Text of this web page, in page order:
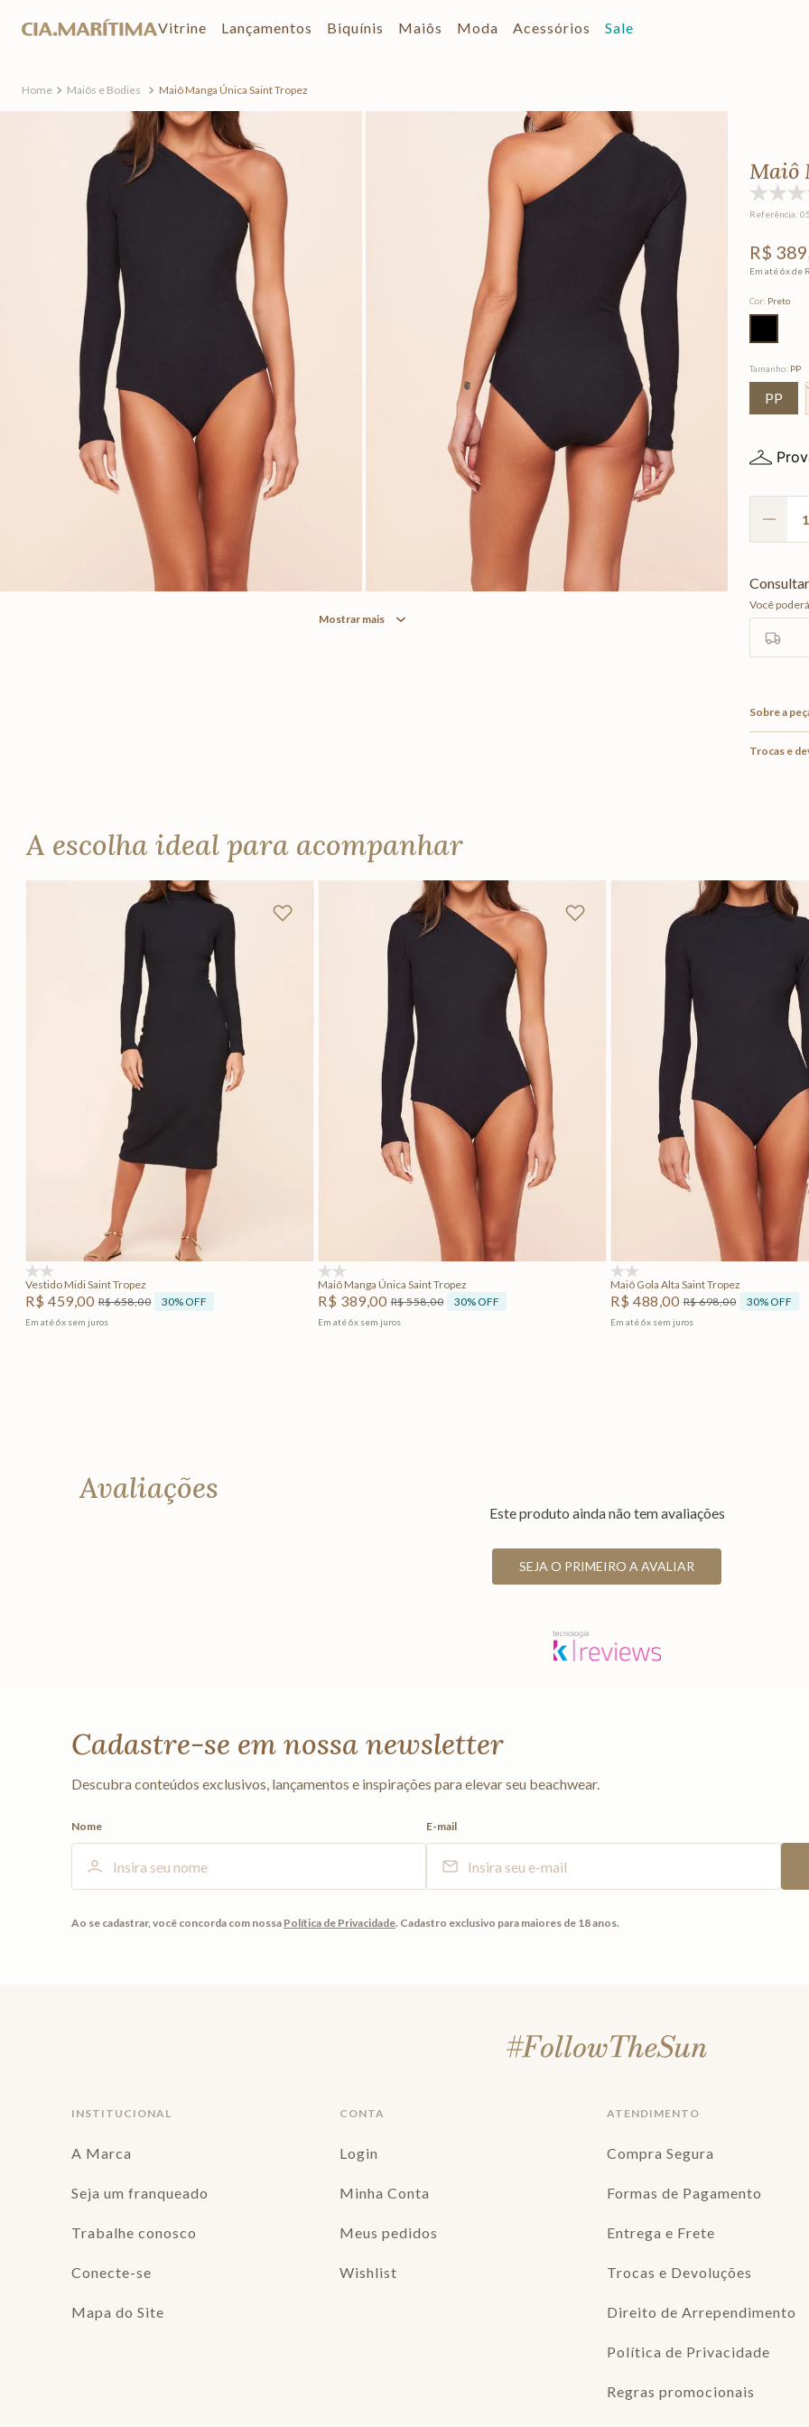
Vitrine Lançamentos Biquínis Maiôs Moda Acessórios Sale
Maiôs e Bodies Maiô Manga Única Saint Tropez
Mostrar mais
Maiô
Referência:
R$ 389
Em até6x de
Cor: Preto
Tamanho: PP
PP
Sobre a
Trocas e
A escolha ideal para acompanhar
M G
Adicionar na sacola
Vestido Midi Saint Tropez
R$ 459,00 R$658,00 30% OFF
Em até6x sem juros
G
Adicionar na sacola
Maiô Manga Única Saint Tropez
R$ 389,00 R$558,00 30% OFF
Em até6x sem juros
PP
Adicionar na sacola
Maiô Gola Alta Saint Tropez
R$ 488,00 R$698,00 30% OFF
Em até6x sem juros
Avaliações
Este produto ainda não tem avaliações
SEJA O PRIMEIRO A AVALIAR
Cadastre-se em nossa newsletter
Descubra conteúdos exclusivos, lançamentos e inspirações para elevar seu beachwear.
Nome E-mail
Ao se cadastrar, você concorda com nossa Política de Privacidade. Cadastro exclusivo para maiores de 18 anos.
INSTITUCIONAL
A Marca
Seja um franqueado
Trabalhe conosco
Conecte-se
Mapa do Site
CONTA
Login
Minha Conta
Meus pedidos
Wishlist
ATENDIMENTO
Compra Segura
Formas de Pagamento
Entrega e Frete
Trocas e Devoluções
Direito de Arrependimento
Política de Privacidade
Regras promocionais